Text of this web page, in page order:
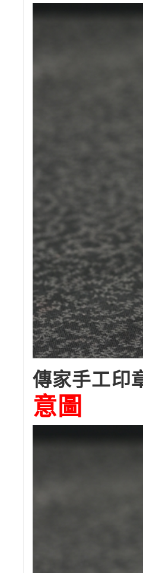
傳家手工印
意圖